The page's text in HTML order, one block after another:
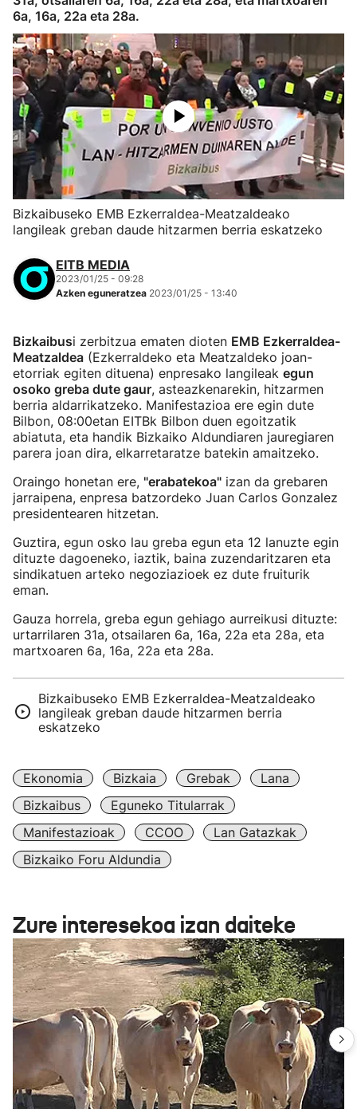
6a, 16a, 22a eta 28a.
Bizkaibuseko EMB Ezkerraldea-Meatzaldeako
langileak greban daude hitzarmen berria eskatzeko
EITB MEDIA
2023/01/25 - 09:28
Azken eguneratzea 2023/01/25 - 13:40
Bizkaibusi zerbitzua ematen dioten EMB Ezkerraldea-
Meatzaldea (Ezkerraldeko eta Meatzaldeko joan-
etorriak egiten dituena) enpresako langileak egun
osoko greba dute gaur, asteazkenarekin, hitzarmen
berria aldarrikatzeko. Manifestazioa ere egin dute
Bilbon, 08:00etan EITBk Bilbon duen egoitzatik
abiatuta, eta handik Bizkaiko Aldundiaren jauregiaren
parera joan dira, elkarretaratze batekin amaitzeko.
Oraingo honetan ere, "erabatekoa" izan da grebaren
jarraipena, enpresa batzordeko Juan Carlos Gonzalez
presidentearen hitzetan.
Guztira, egun osko lau greba egun eta 12 lanuzte egin
dituzte dagoeneko, iaztik, baina zuzendaritzaren eta
sindikatuen arteko negoziazioek ez dute fruiturik
eman.
Gauza horrela, greba egun gehiago aurreikusi dituzte:
urtarrilaren 31a, otsailaren 6a, 16a, 22a eta 28a, eta
martxoaren 6a, 16a, 22a eta 28a.
Bizkaibuseko EMB Ezkerraldea-Meatzaldeako
langileak greban daude hitzarmen berria
eskatzeko
Ekonomia Bizkaia Grebak
Lana
Bizkaibus
Eguneko Titularrak
Manifestazioak
CCOO
Lan Gatazkak
Bizkaiko Foru Aldundia
Zure interesekoa izan daiteke